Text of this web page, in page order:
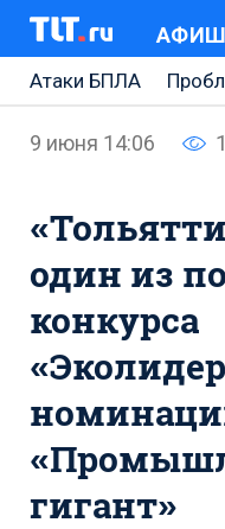
Атаки БПЛА
Ремонт Обводного
Набережная
Неделя Тольятти
9 июня 14:06
один из
конкурса
гигант»